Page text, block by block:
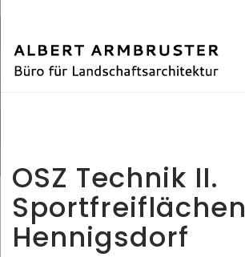
OSZ Technik II.
Sportfreiflächen
Hennigsdorf